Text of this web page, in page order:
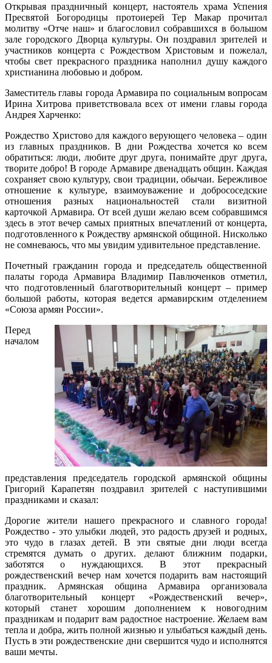
Открывая праздничный концерт, настоятель храма Успения
Пресвятой Богородицы протоиерей Тер Макар прочитал
молитву «Отче наш» и благословил собравшихся в большом
зале городского Дворца культуры. Он поздравил зрителей и
участников концерта с Рождеством Христовым и пожелал,
чтобы свет прекрасного праздника наполнил душу каждого
христианина любовью и добром.
Заместитель главы города Армавира по социальным вопросам
Ирина Хитрова приветствовала всех от имени главы города
Андрея Харченко:
Рождество Христово для каждого верующего человека – один
из главных праздников. В дни Рождества хочется ко всем
обратиться: люди, любите друг друга, понимайте друг друга,
творите добро! В городе Армавире двенадцать общин. Каждая
сохраняет свою культуру, свои традиции, обычаи. Бережливое
отношение к культуре, взаимоуважение и добрососедские
отношения разных национальностей стали визитной
карточкой Армавира. От всей души желаю всем собравшимся
здесь в этот вечер самых приятных впечатлений от концерта,
подготовленного к Рождеству армянской общиной. Нисколько
не сомневаюсь, что мы увидим удивительное представление.
Почетный гражданин города и председатель общественной
палаты города Армавира Владимир Павлюченков отметил,
что подготовленный благотворительный концерт – пример
большой работы, которая ведется армавирским отделением
«Союза армян России».
Перед
началом
представления председатель городской армянской общины
Григорий Карапетян поздравил зрителей с наступившими
праздниками и сказал:
Дорогие жители нашего прекрасного и славного города!
Рождество - это улыбки людей, это радость друзей и родных,
это чудо в глазах детей. В эти святые дни люди всегда
стремятся думать о других. делают ближним подарки,
заботятся о нуждающихся. В этот прекрасный
рождественский вечер нам хочется подарить вам настоящий
праздник. Армянская община Армавира организовала
благотворительный концерт «Рождественский вечер»,
который станет хорошим дополнением к новогодним
праздникам и подарит вам радостное настроение. Желаем вам
тепла и добра, жить полной жизнью и улыбаться каждый день.
Пусть в эти рождественские дни свершится чудо и исполнятся
ваши мечты.